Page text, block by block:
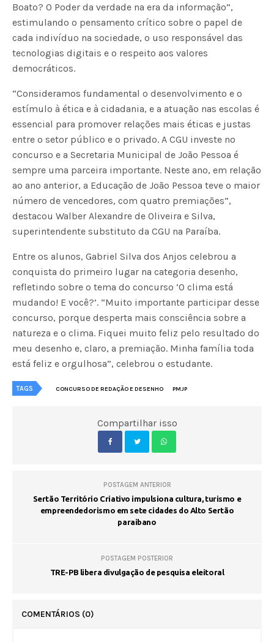
Boato? O Poder da verdade na era da informação”,
estimulando o pensamento crítico sobre o papel de
cada indivíduo na sociedade, o uso responsável das
tecnologias digitais e o respeito aos valores
democráticos.
“Consideramos fundamental o desenvolvimento e o
estímulo à ética e à cidadania, e a atuação nas escolas é
essencial para promover relações mais éticas e justas
entre o setor público e o privado. A CGU investe no
concurso e a Secretaria Municipal de João Pessoa é
sempre uma parceira importante. Neste ano, em relação
ao ano anterior, a Educação de João Pessoa teve o maior
número de vencedores, com quatro premiações”,
destacou Walber Alexandre de Oliveira e Silva,
superintendente substituto da CGU na Paraíba.
Entre os alunos, Gabriel Silva dos Anjos celebrou a
conquista do primeiro lugar na categoria desenho,
refletindo sobre o tema do concurso ‘O clima está
mudando! E você?’. “Muito importante participar desse
concurso, porque desperta mais consciência sobre a
natureza e o clima. Fiquei muito feliz pelo resultado do
meu desenho e, claro, a premiação. Minha família toda
está feliz e orgulhosa”, celebrou o estudante.
TAGS CONCURSO DE REDAÇÃO E DESENHO PMJP
Compartilhar isso
POSTAGEM ANTERIOR
Sertão Território Criativo impulsiona cultura, turismo e
empreendedorismo em sete cidades do Alto Sertão
paraibano
POSTAGEM POSTERIOR
TRE-PB libera divulgação de pesquisa eleitoral
COMENTÁRIOS (0)